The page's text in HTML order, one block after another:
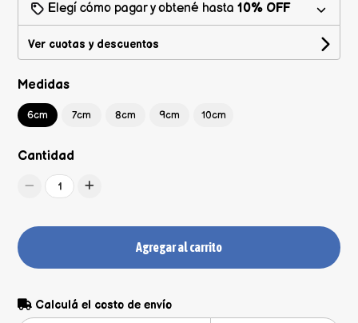
Elegí cómo pagar y obtené hasta10% OFF
Ver cuotas y descuentos
Medidas
6cm 7cm 8cm 9cm 10cm
Cantidad
1
Agregar al carrito
Calculá el costo de envío